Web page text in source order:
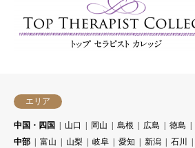
エリア
中国・四国 山口 岡山 島根 広島 徳島
中部
富山 山梨 岐阜 愛知 新潟 石川